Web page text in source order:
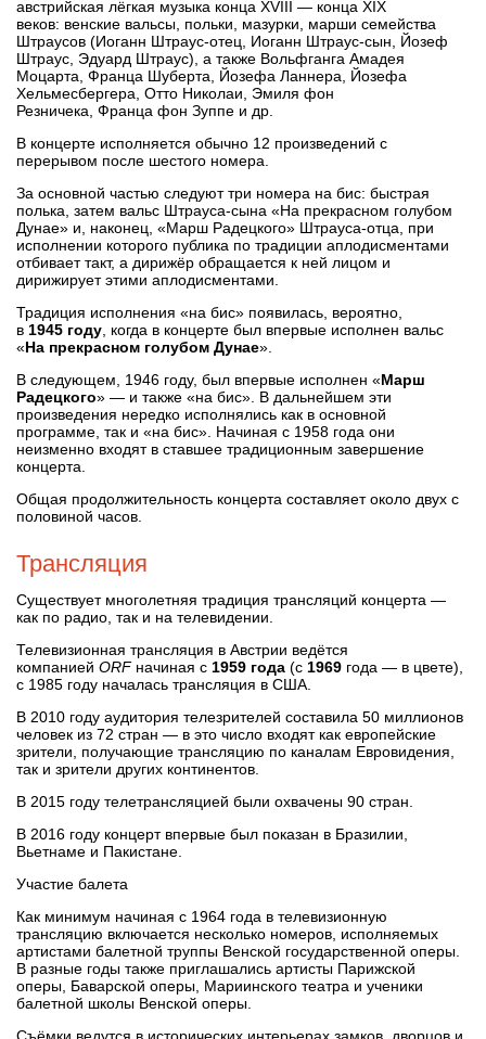
австрийская лёгкая музыка конца XVIII — конца XIX
веков: венские вальсы, польки, мазурки, марши семейства
Штраусов (Иоганн Штраус-отец, Иоганн Штраус-сын, Йозеф
Штраус, Эдуард Штраус), а также Вольфганга Амадея
Моцарта, Франца Шуберта, Йозефа Ланнера, Йозефа
Хельмесбергера, Отто Николаи, Эмиля фон
Резничека, Франца фон Зуппе и др.
В концерте исполняется обычно 12 произведений с
перерывом после шестого номера.
За основной частью следуют три номера на бис: быстрая
полька, затем вальс Штрауса-сына «На прекрасном голубом
Дунае» и, наконец, «Марш Радецкого» Штрауса-отца, при
исполнении которого публика по традиции аплодисментами
отбивает такт, а дирижёр обращается к ней лицом и
дирижирует этими аплодисментами.
Традиция исполнения «на бис» появилась, вероятно,
в 1945 году , когда в концерте был впервые исполнен вальс
«На прекрасном голубом Дунае».
В следующем, 1946 году, был впервые исполнен «Марш
Радецкого» — и также «на бис». В дальнейшем эти
произведения нередко исполнялись как в основной
программе, так и «на бис». Начиная с 1958 года они
неизменно входят в ставшее традиционным завершение
концерта.
Общая продолжительность концерта составляет около двух с
половиной часов.
Трансляция
Существует многолетняя традиция трансляций концерта —
как по радио, так и на телевидении.
Телевизионная трансляция в Австрии ведётся
компанией ORFначиная с 1959 года (с 1969 года — в цвете),
с 1985 году началась трансляция в США.
В 2010 году аудитория телезрителей составила 50 миллионов
человек из 72 стран — в это число входят как европейские
зрители, получающие трансляцию по каналам Евровидения,
так и зрители других континентов.
В 2015 году телетрансляцией были охвачены 90 стран.
В 2016 году концерт впервые был показан в Бразилии,
Вьетнаме и Пакистане.
Участие балета
Как минимум начиная с 1964 года в телевизионную
трансляцию включается несколько номеров, исполняемых
артистами балетной труппы Венской государственной оперы.
В разные годы также приглашались артисты Парижской
оперы, Баварской оперы, Мариинского театра и ученики
балетной школы Венской оперы.